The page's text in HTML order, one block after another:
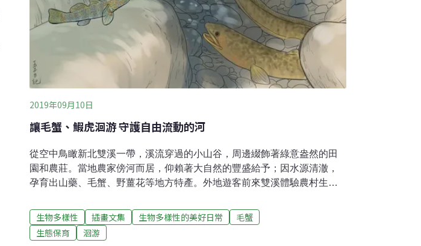
2019年09月10日
讓毛蟹、鰕虎洄游 守護自由流動的河
從空中鳥瞰新北雙溪一帶，溪流穿過的小山谷，周邊綴飾著綠意盎然的田
園和農莊。當地農家傍河而居，仰賴著大自然的豐盛給予；因水源清澈，
孕育出山藥、毛蟹、野薑花等地方特產。外地遊客前來雙溪體驗農村生態
石、淺灘形塑的蜿蜒河道，是毛蟹和鱸鰻的家。每年秋季，毛蟹、鱸鰻等
魚蟹會順著雨季後豐沛的溪水，降海產卵，待幼苗在海中稍長，再回返溪
流。這樣的行為稱為洄游，許多淡水魚類都有洄游習性。當地農莊為了保
生物多樣性 插畫文集 生物多樣性的美好日常
毛蟹
生態保育
洄游